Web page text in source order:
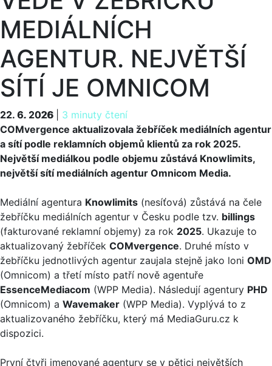
MEDIÁLNÍCH
AGENTUR. NEJVĚTŠÍ
SÍTÍ JE OMNICOM
22. 6. 2026 3 minuty čtení
22. 6. 2026
COMvergence aktualizovala žebříček mediálních agentur
a sítí podle reklamních objemů klientů za rok 2025.
Největší mediálkou podle objemu zůstává Knowlimits,
největší sítí mediálních agentur Omnicom Media.
Mediální agentura Knowlimits (nesíťová) zůstává na čele
žebříčku mediálních agentur v Česku podle tzv. billings
(fakturované reklamní objemy) za rok 2025. Ukazuje to
aktualizovaný žebříček COMvergence. Druhé místo v
žebříčku jednotlivých agentur zaujala stejně jako loni OMD
(Omnicom) a třetí místo patří nově agentuře
EssenceMediacom (WPP Media). Následují agentury PHD
(Omnicom) a Wavemaker (WPP Media). Vyplývá to z
aktualizovaného žebříčku, který má MediaGuru.cz k
dispozici.
První čtyři jmenované agentury se v pětici největších